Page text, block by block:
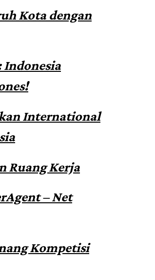
Kota dengan
Indonesia
International
Ruang Kerja
– Net
Kompetisi